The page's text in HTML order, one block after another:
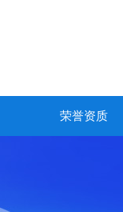
荣誉资质